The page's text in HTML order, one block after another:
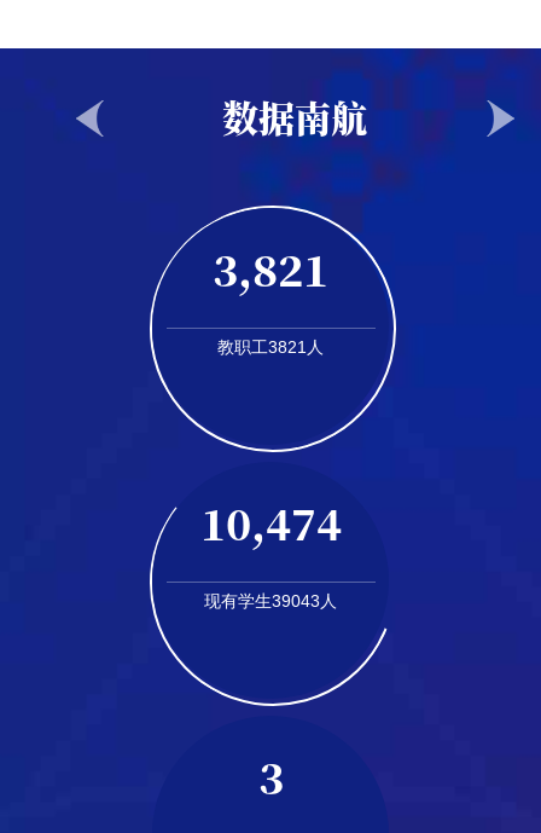
数据南航
3,821
教职工3821人
32,733
现有学生39043人
3